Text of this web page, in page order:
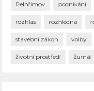
Pelhřimov podnikání
rozhlas rozhledna
stavební zákon volby
životní prostředí žurnál